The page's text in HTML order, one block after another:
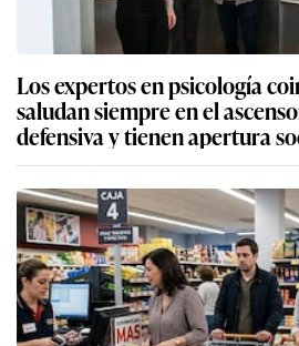
Los expertos en psicología
saludan siempre en el
defensiva y tienen apertura